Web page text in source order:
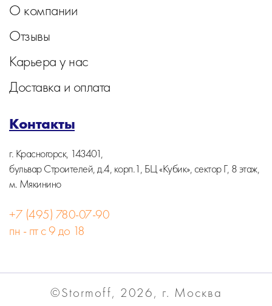
О компании
Отзывы
Карьера у нас
Доставка и оплата
Контакты
г. Красногорск, 143401,
бульвар Строителей, д.4, корп.1, БЦ «Кубик», сектор Г, 8 этаж,
м. Мякинино
+7 (495) 780-07-90
пн - пт с 9 до 18
©Stormoff, 2026, г. Москва